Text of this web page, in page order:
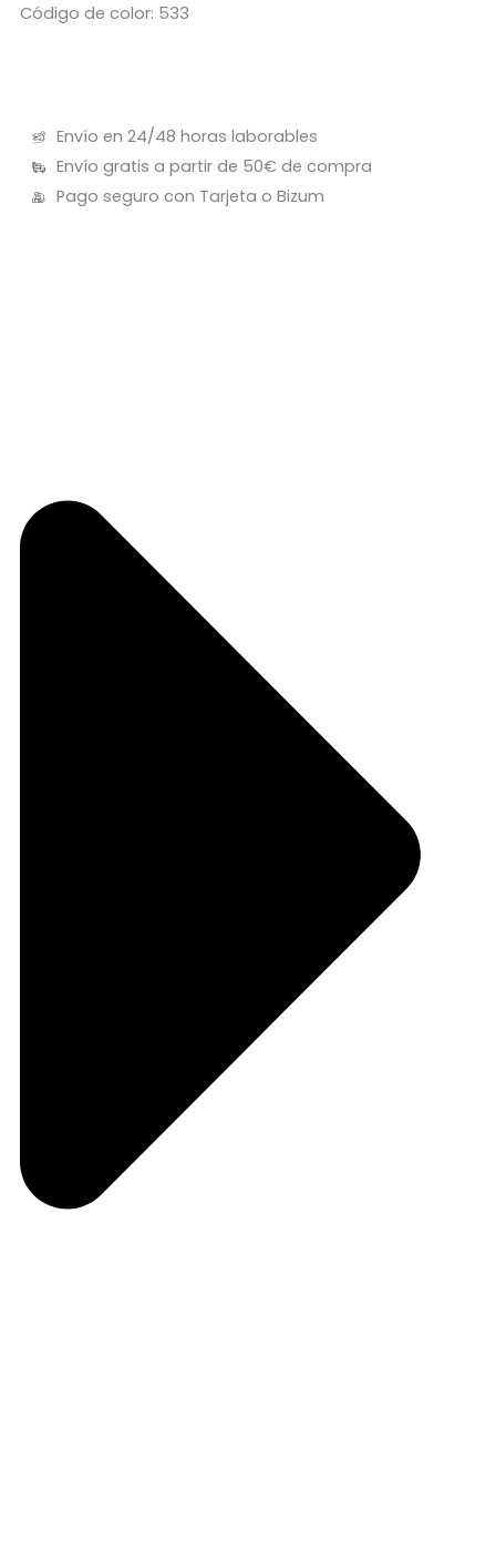
Código de color: 533
Envío en 24/48 horas laborables
Envío gratis a partir de 50€ de compra
Pago seguro con Tarjeta o Bizum